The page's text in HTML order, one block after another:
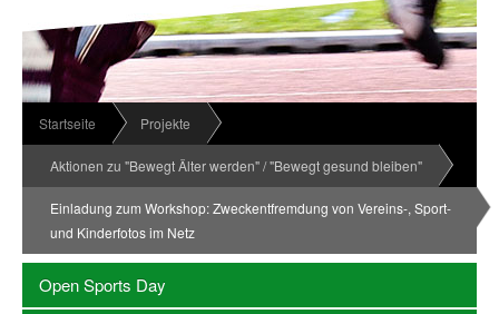
Vereinsservice
Vereinskennziffer
Impressum
Datenschutz
Wir über uns
Organisationsstruktur
News
Termine
Sportabzeichen
Downloadbereich
Startseite Projekte
Aktionen zu "Bewegt Älter werden" / "Bewegt gesund bleiben"
Einladung zum Workshop: Zweckentfremdung von Vereins-, Sport-
und Kinderfotos im Netz
Open Sports Day